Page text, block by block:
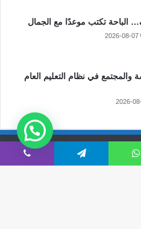
الباحة تكتب موعدًا مع الجمال
2026-08-07
والمجتمع في نظام التعليم العام
2026-
صحيفة مكة الإلكترونية
تيلقرام ڤايبر